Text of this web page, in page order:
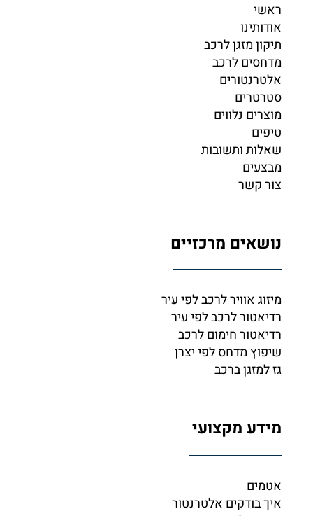
ראשי
אודותינו
תיקון מזגן לרכב
מדחסים לרכב
אלטרנטורים
סטרטרים
מוצרים נלווים
טיפים
שאלות ותשובות
מבצעים
צור קשר
נושאים מרכזיים
מיזוג אוויר לרכב לפי עיר
רדיאטור לרכב לפי עיר
רדיאטור חימום לרכב
שיפוץ מדחס לפי יצרן
גז למזגן ברכב
מידע מקצועי
אטמים
איך בודקים אלטרנטור